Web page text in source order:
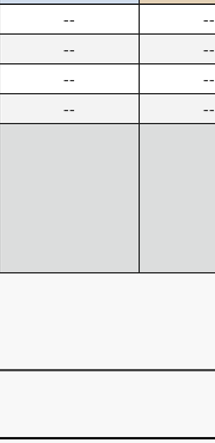
--
--
--
--
--
--
--
--